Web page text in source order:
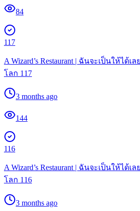
84
117
A Wizard’s Restaurant | ฉันจะเป็นให้ได้
โลก 117
3 months ago
144
116
A Wizard’s Restaurant | ฉันจะเป็นให้ได้
โลก 116
3 months ago